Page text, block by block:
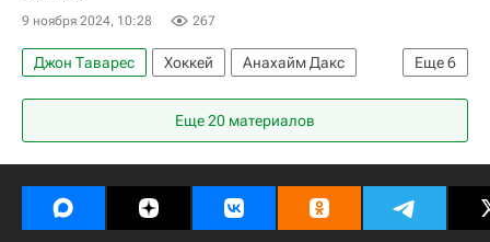
9 ноября 2024, 10:28 267
Еще6
Джон Таварес Хоккей
Анахайм Дакс
Спорт
Кирилл Капризов
Брэндон Танев
Вегас Голден Найтс
Национальная хоккейная лига (НХЛ)
Еще 20 материалов